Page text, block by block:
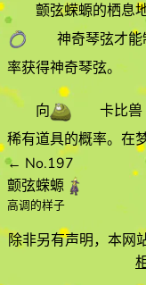
颤弦蝾螈的栖息
神奇琴弦才
率获得神奇琴弦。
向 卡比兽
稀有道具的概率。在
← No.197
颤弦蝾螈
高调的样子
除非另有声明，本网